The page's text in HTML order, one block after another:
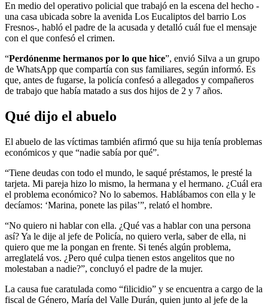
En medio del operativo policial que trabajó en la escena del hecho -
una casa ubicada sobre la avenida Los Eucaliptos del barrio Los
Fresnos-, habló el padre de la acusada y detalló cuál fue el mensaje
con el que confesó el crimen.
“Perdónenme hermanos por lo que hice”, envió Silva a un grupo
de WhatsApp que compartía con sus familiares, según informó. Es
que, antes de fugarse, la policía confesó a allegados y compañeros
de trabajo que había matado a sus dos hijos de 2 y 7 años.
Qué dijo el abuelo
El abuelo de las víctimas también afirmó que su hija tenía problemas
económicos y que “nadie sabía por qué”.
“Tiene deudas con todo el mundo, le saqué préstamos, le presté la
tarjeta. Mi pareja hizo lo mismo, la hermana y el hermano. ¿Cuál era
el problema económico? No lo sabemos. Hablábamos con ella y le
decíamos: ‘Marina, ponete las pilas’”, relató el hombre.
“No quiero ni hablar con ella. ¿Qué vas a hablar con una persona
así? Ya le dije al jefe de Policía, no quiero verla, saber de ella, ni
quiero que me la pongan en frente. Si tenés algún problema,
arreglatelá vos. ¿Pero qué culpa tienen estos angelitos que no
molestaban a nadie?”, concluyó el padre de la mujer.
La causa fue caratulada como “filicidio” y se encuentra a cargo de la
fiscal de Género, María del Valle Durán, quien junto al jefe de la